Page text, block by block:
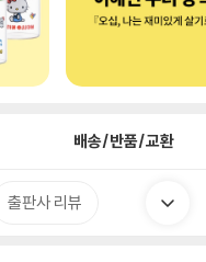
배송/반품/교환
출판사 리뷰